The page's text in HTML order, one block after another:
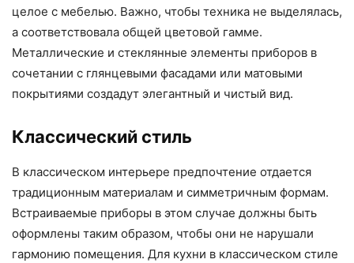
целое с мебелью. Важно, чтобы техника не выделялась,
а соответствовала общей цветовой гамме.
Металлические и стеклянные элементы приборов в
сочетании с глянцевыми фасадами или матовыми
покрытиями создадут элегантный и чистый вид.
Классический стиль
В классическом интерьере предпочтение отдается
традиционным материалам и симметричным формам.
Встраиваемые приборы в этом случае должны быть
оформлены таким образом, чтобы они не нарушали
гармонию помещения. Для кухни в классическом стиле